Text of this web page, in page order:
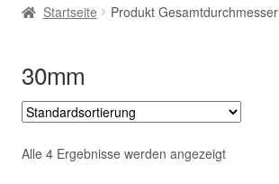
EC-Cash Rollen
Startseite Produkt Gesamtdurchmesser
30mm
Alle 4 Ergebnisse werden angezeigt